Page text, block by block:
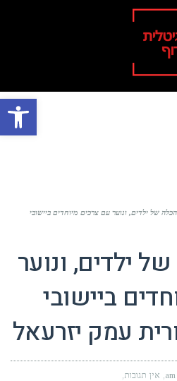
פתח
של ילדים, ונוער עם צרכים מיוחדים ביישובי
ילדים, ונוער
ביישובי
עמק יזרעאל
אין תגובות